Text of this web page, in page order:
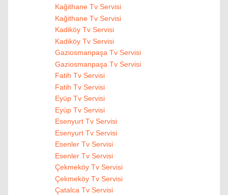
Kağithane Tv Servisi
Kağithane Tv Servisi
Kadiköy Tv Servisi
Kadiköy Tv Servisi
Gaziosmanpaşa Tv Servisi
Gaziosmanpaşa Tv Servisi
Fatih Tv Servisi
Fatih Tv Servisi
Eyüp Tv Servisi
Eyüp Tv Servisi
Esenyurt Tv Servisi
Esenyurt Tv Servisi
Esenler Tv Servisi
Esenler Tv Servisi
Çekmeköy Tv Servisi
Çekmeköy Tv Servisi
Çatalca Tv Servisi